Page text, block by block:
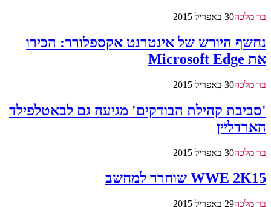
בר מלכה30 באפריל 2015
נחשף היורש של אינטרנט אקספלורר: הכירו
את Microsoft Edge
בר מלכה30 באפריל 2015
'סביבת קהילת הבודקים' מגיעה גם לבאטלפילד
הארדליין
בר מלכה30 באפריל 2015
WWE 2K15 שוחרר למחשב
בר מלכה29 באפריל 2015